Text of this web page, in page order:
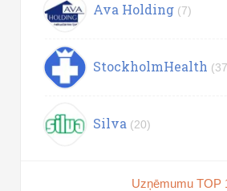
Ava Holding (7)
StockholmHealth
Silva (20)
Uzņēmumu TOP